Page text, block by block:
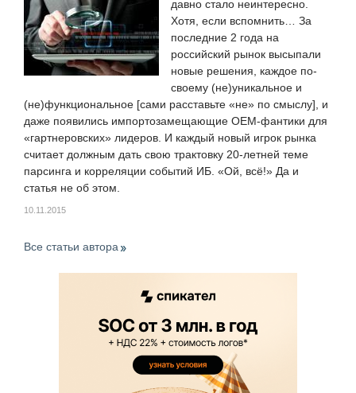
давно стало неинтересно.
Хотя, если вспомнить… За
последние 2 года на
российский рынок высыпали
новые решения, каждое по-
своему (не)уникальное и
(не)функциональное [сами расставьте «не» по смыслу], и
даже появились импортозамещающие OEM-фантики для
«гартнеровских» лидеров. И каждый новый игрок рынка
считает должным дать свою трактовку 20-летней теме
парсинга и корреляции событий ИБ. «Ой, всё!» Да и
статья не об этом.
10.11.2015
Все статьи автора